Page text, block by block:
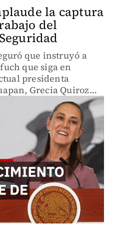
la captura
del
que instruyó a
que siga en
presidenta
Grecia Quiroz